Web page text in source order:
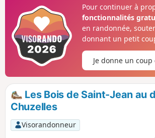
Pour continuer à
fonctionnalités
en randonnée,
donnant un petit
Je donne un
Les Bois de Saint-Jean au
Chuzelles
Visorandonneur